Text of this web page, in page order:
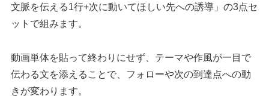
文脈を伝える1行+次に動いてほしい先への誘導」の3点セ
ットで組みます。
動画単体を貼って終わりにせず、テーマや作風が一目で
伝わる文を添えることで、フォローや次の到達点への動
きが変わります。